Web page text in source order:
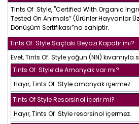
Tints Of Style, "Certified With Organic
Tested On Animals” (Ürünler Hayvanlar
Dönüşüm Sertifikası”na sahiptir.
Tints Of Style Saçtaki Beyazı Kapatır mı?
Evet, Tints Of Style yoğun (NN) kıvamıyla
Tints Of Style’de Amonyak var mı?
Hayır, Tints Of Style amonyak içermez.
Tints Of Style Resorsinol İçerir mi?
Hayır, Tints Of Style resorsinol içermez.